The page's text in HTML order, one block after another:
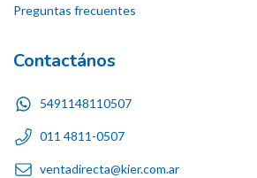
Preguntas frecuentes
Contactános
5491148110507
011 4811-0507
ventadirecta@kier.com.ar